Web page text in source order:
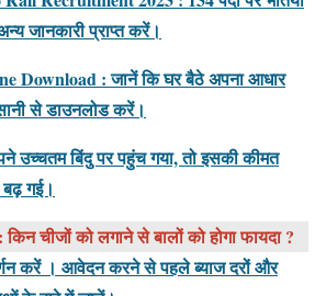
जानकारी प्राप्त करें।
Download : जानें कि घर बैठे अपना आधार
से डाउनलोड करें।
उच्चतम बिंदु पर पहुंच गया, तो इसकी कीमत
गई।
चीजों को लगाने से बालों को होगा फायदा ?
करें । आवेदन करने से पहले ब्याज दरों और